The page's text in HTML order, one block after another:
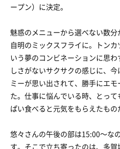
ープン）に決定。
魅惑のメニューから選べない数
自明のミックスフライに。トン
いう夢のコンビネーションに思
しさがないサクサクの感じに、
ミーが思い出されて、勝手にエ
た。仕事に悩んでいる時、とっ
ぱい食べると元気をもらえたもの
悠々さんの午後の部は15:00〜な
す。そこで立ち寄ったのは、多